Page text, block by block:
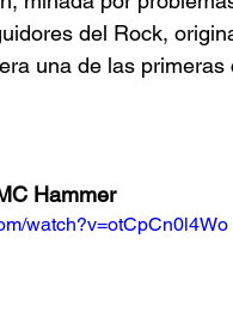
del Rock,
una de las
Hammer
watch?v=otCpCn0l4Wo